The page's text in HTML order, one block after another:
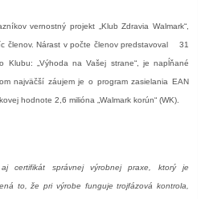
vernostný projekt „Klub Zdravia Walmark“,
členov. Nárast v počte členov predstavoval 31
„Výhoda na Vašej strane“, je napĺňané
najväčší záujem je o program zasielania EAN
hodnote 2,6 milióna „Walmark korún“ (WK).
certifikát správnej výrobnej praxe, ktorý je
to, že pri výrobe funguje trojfázová kontrola,